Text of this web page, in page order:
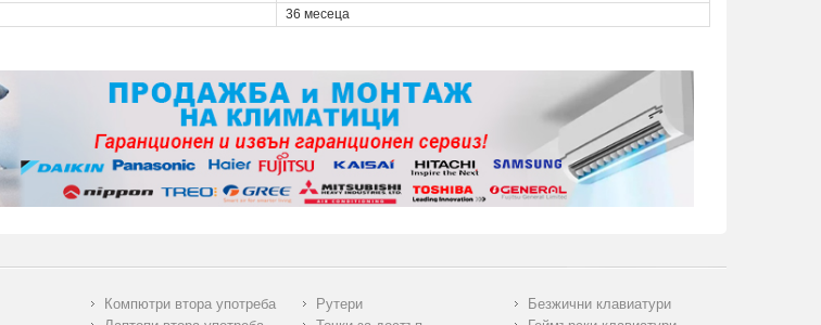
36 месеца
Компютри втора употреба
Рутери
Безжични клавиатури